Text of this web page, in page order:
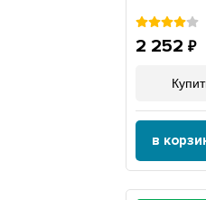
2 252
в